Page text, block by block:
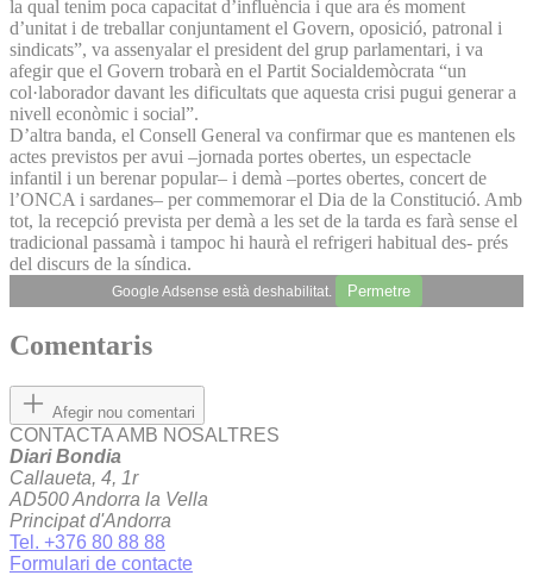
la qual tenim poca capacitat d’influència i que ara és moment
d’unitat i de treballar conjuntament el Govern, oposició, patronal i
sindicats”, va assenyalar el president del grup parlamentari, i va
afegir que el Govern trobarà en el Partit Socialdemòcrata “un
col·laborador davant les dificultats que aquesta crisi pugui generar a
nivell econòmic i social”.
D’altra banda, el Consell General va confirmar que es mantenen els
actes previstos per avui –jornada portes obertes, un espectacle
infantil i un berenar popular– i demà –portes obertes, concert de
l’ONCA i sardanes– per commemorar el Dia de la Constitució. Amb
tot, la recepció prevista per demà a les set de la tarda es farà sense el
tradicional passamà i tampoc hi haurà el refrigeri habitual des- prés
del discurs de la síndica.
Google Adsense està deshabilitat. Permetre
Comentaris
Afegir nou comentari
CONTACTA AMB NOSALTRES
Diari Bondia
Callaueta, 4, 1r
AD500 Andorra la Vella
Principat d'Andorra
Tel. +376 80 88 88
Formulari de contacte